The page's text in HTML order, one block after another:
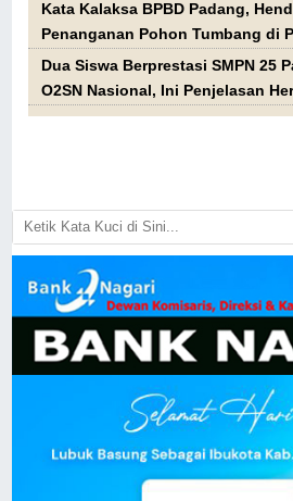
Kata Kalaksa BPBD Padang,
Penanganan Pohon Tumbang di
Dua Siswa Berprestasi SMPN 25
O2SN Nasional, Ini Penjelasan